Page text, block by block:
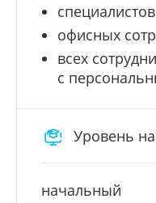
офисных
всех
с
Уровень
начальный